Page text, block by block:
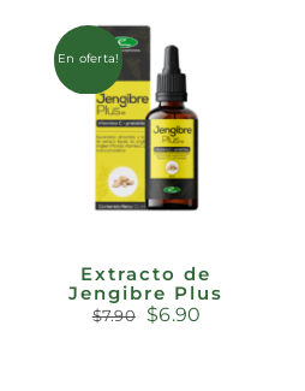
$16.00.
En oferta!
AÑADIR AL
CARRITO
/
DETALLES
Extracto de
Jengibre Plus
$7.90
El
$6.90